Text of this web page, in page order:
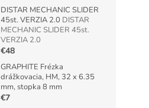
DISTAR MECHANIC SLIDER
45st. VERZIA 2.0 DISTAR
MECHANIC SLIDER 45st.
VERZIA 2.0
€48
GRAPHITE Frézka
drážkovacia, HM, 32 x 6.35
mm, stopka 8 mm
€7